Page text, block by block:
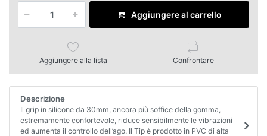
Aggiungere al carrello
Aggiungere alla lista Confrontare
Descrizione
Il grip in silicone da 30mm, ancora più soffice della gomma,
estremamente confortevole, riduce sensibilmente le vibrazioni
ed aumenta il controllo dell’ago. Il Tip è prodotto in PVC di alta